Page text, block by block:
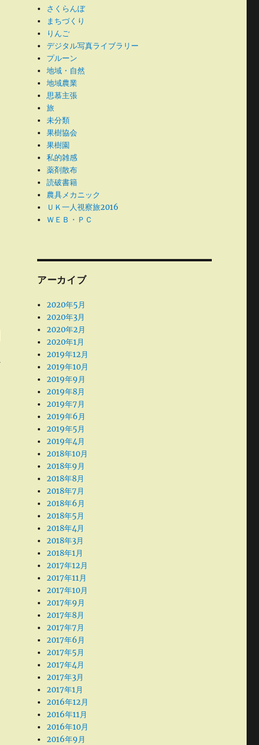
さくらんぼ
まちづくり
りんご
デジタル写真ライブラリー
プルーン
地域・自然
地域農業
思慕主張
旅
未分類
果樹協会
果樹園
私的雑感
薬剤散布
読破書籍
農具メカニック
ＵＫ一人視察旅2016
ＷＥＢ・ＰＣ
アーカイブ
2020年5月
2020年3月
2020年2月
2020年1月
2019年12月
2019年10月
2019年9月
2019年8月
2019年7月
2019年6月
2019年5月
2019年4月
2018年10月
2018年9月
2018年8月
2018年7月
2018年6月
2018年5月
2018年4月
2018年3月
2018年1月
2017年12月
2017年11月
2017年10月
2017年9月
2017年8月
2017年7月
2017年6月
2017年5月
2017年4月
2017年3月
2017年1月
2016年12月
2016年11月
2016年10月
2016年9月